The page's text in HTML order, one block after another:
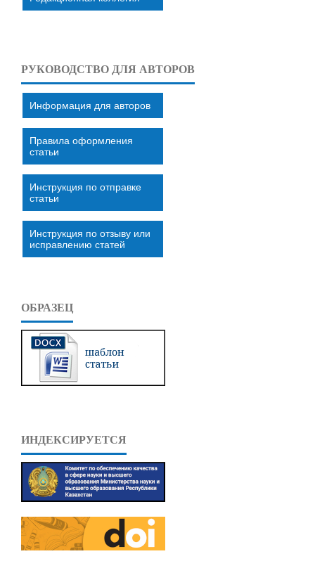
РУКОВОДСТВО ДЛЯ АВТОРОВ
Информация для авторов
Правила оформления
статьи
Инструкция по отправке
статьи
Инструкция по отзыву или
исправлению статей
ОБРАЗЕЦ
ИНДЕКСИРУЕТСЯ